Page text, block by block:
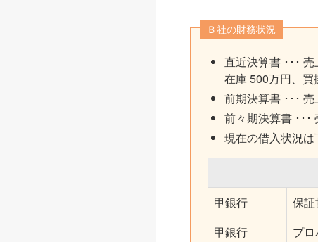
Ｂ社の財務状況
直近決算書 ･･･
在庫 500万円、買
前期決算書 ･･･
前々期決算書 ･･･
現在の借入状況は
甲銀行
保
甲銀行
プ